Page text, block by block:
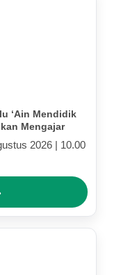
‘Ain Mendidik
Mengajar
2026 | 10.00